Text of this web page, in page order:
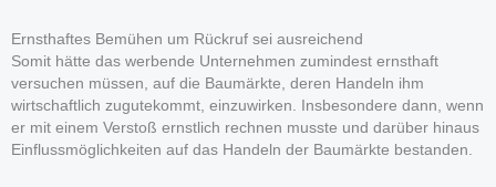
Ernsthaftes Bemühen um Rückruf sei ausreichend
Somit hätte das werbende Unternehmen zumindest ernsthaft
versuchen müssen, auf die Baumärkte, deren Handeln ihm
wirtschaftlich zugutekommt, einzuwirken. Insbesondere dann, wenn
er mit einem Verstoß ernstlich rechnen musste und darüber hinaus
Einflussmöglichkeiten auf das Handeln der Baumärkte bestanden.